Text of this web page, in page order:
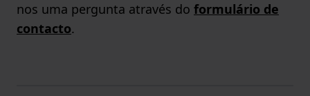
nos uma pergunta através do formulário de
contacto.